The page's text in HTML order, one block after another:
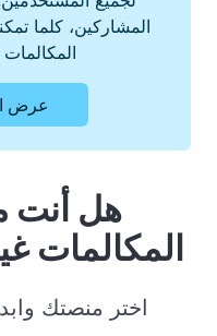
المشاركين، كلما
عرض
هل أنت
المكالمات
اختر منصتك